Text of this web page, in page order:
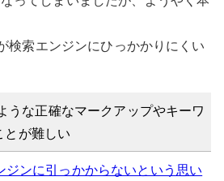
検索エンジンにひっかかりにくい
うな正確なマークアップやキーワ
とが難しい
ジンに引っかからないという思い